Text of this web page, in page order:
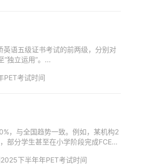
语五级证书考试的前两级，分别对
独立运用”。...
PET考试时间
，与全国趋势一致。例如，某机构2
部分学生甚至在小学阶段完成FCE
下半年年PET考试时间